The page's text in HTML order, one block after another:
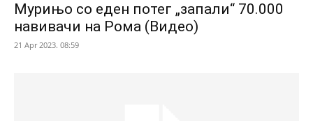
Мурињо со еден потег „запали“ 70.000
навивачи на Рома (Видео)
21 Apr 2023. 08:59